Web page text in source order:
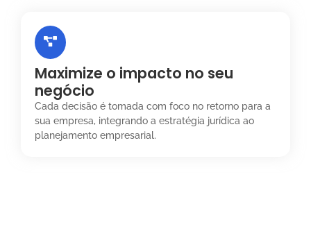
Maximize o impacto no seu
negócio
Cada decisão é tomada com foco no retorno para a
sua empresa, integrando a estratégia jurídica ao
planejamento empresarial.